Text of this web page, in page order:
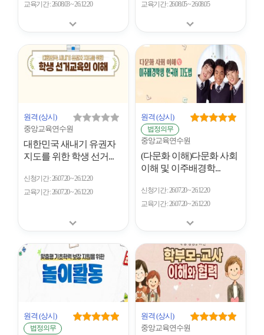
교육기간 26.08.03 ~ 26.12.20
교육기간 26.08.05 ~ 26.08.05
원격 (상시)
중앙교육연수원
대한민국 새내기 유권자
지도를 위한 학생 선거...
신청기간 26.07.20 ~ 26.12.20
교육기간 26.07.20 ~ 26.12.20
원격 (상시)
법정의무
중앙교육연수원
(다문화 이해)다문화 사회
이해 및 이주배경학...
신청기간 26.07.20 ~ 26.12.20
교육기간 26.07.20 ~ 26.12.20
원격 (상시)
법정의무
원격 (상시)
중앙교육연수원